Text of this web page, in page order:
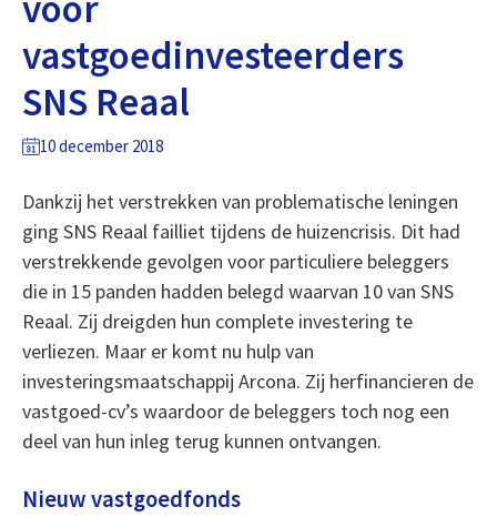
vastgoedinvesteerders
SNS Reaal
10 december 2018
Dankzij het verstrekken van problematische leningen
ging SNS Reaal failliet tijdens de huizencrisis. Dit had
verstrekkende gevolgen voor particuliere beleggers
die in 15 panden hadden belegd waarvan 10 van SNS
Reaal. Zij dreigden hun complete investering te
verliezen. Maar er komt nu hulp van
investeringsmaatschappij Arcona. Zij herfinancieren de
vastgoed-cv’s waardoor de beleggers toch nog een
deel van hun inleg terug kunnen ontvangen.
Nieuw vastgoedfonds